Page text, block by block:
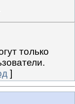
только
]